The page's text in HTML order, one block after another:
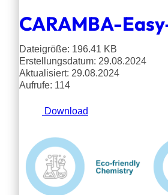
CARAMBA-
Dateigröße: 196.41 KB
Erstellungsdatum: 29.08.2024
Aktualisiert: 29.08.2024
Aufrufe: 114
Download